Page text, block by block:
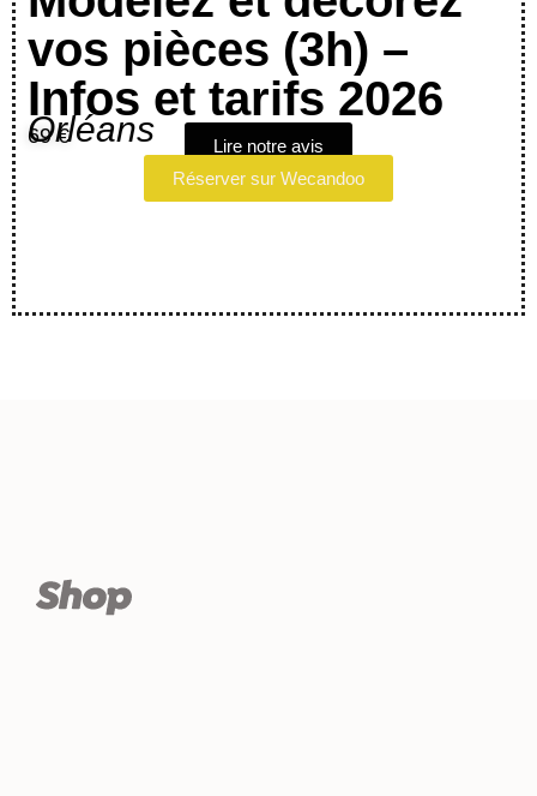
vos pièces (3h) –
Infos et tarifs 2026
Orléans
69 €
Lire notre avis
Réserver sur Wecandoo